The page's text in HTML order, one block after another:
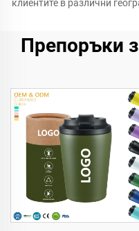
клиентите в различни
Препоръки